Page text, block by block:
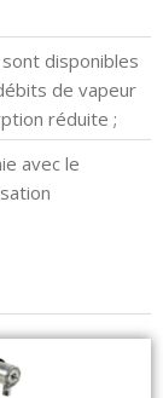
disponibles
de vapeur
réduite ;
avec le